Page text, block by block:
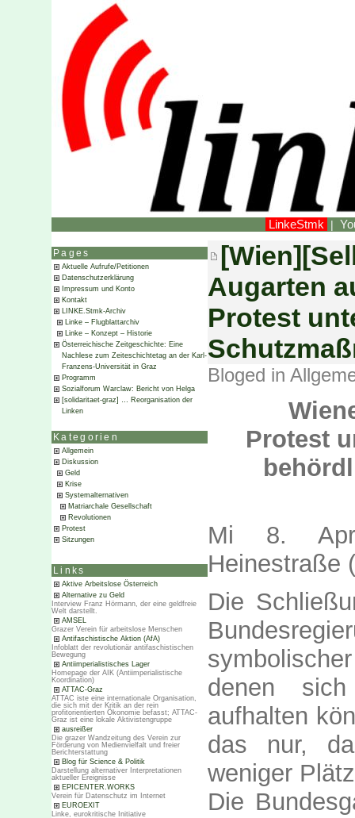
LinkeStmk |
Pages
Aktuelle Aufrufe/Petitionen
Datenschutzerklärung
Impressum und Konto
Kontakt
LINKE.Stmk-Archiv
Linke – Flugblattarchiv
Linke – Konzept – Historie
Österreichische Zeitgeschichte: Eine
Nachlese zum Zeiteschichtetag an der Karl-
Franzens-Universität in Graz
Programm
Sozialforum Warclaw: Bericht von Helga
[solidaritaet-graz] … Reorganisation der
Linken
Kategorien
Allgemein
Diskussion
Geld
Krise
Systemalternativen
Matriarchale Gesellschaft
Revolutionen
Protest
Sitzungen
Links
Aktive Arbeitslose Österreich
Alternative zu Geld
Interview Franz Hörmann, der eine geldfreie
Welt darstellt.
AMSEL
Grazer Verein für arbeitslose Menschen
Antifaschistische Aktion (AfA)
Infoblatt der revolutionär antifaschistischen
Bewegung
Antiimperialistisches Lager
Homepage der AIK (Antiimperialistische
Koordination)
ATTAC-Graz
ATTAC iste eine internationale Organisation,
die sich mit der Kritik an der rein
profitorientierten Ökonomie befasst; ATTAC-
Graz ist eine lokale Aktivistengruppe
ausreißer
Die grazer Wandzeitung des Verein zur
Förderung von Medienvielfalt und freier
Berichterstattung
Blog für Science & Politik
Darstellung alternativer Interpretationen
aktueller Ereignisse
EPICENTER.WORKS
Verein für Datenschutz im Internet
EUROEXIT
Linke, eurokritische Initiative
Augarten
Protest
Bloged in
Protest
Mi 8.
Heinestraße
Die
denen
aufhalten
das nur,
weniger
Die